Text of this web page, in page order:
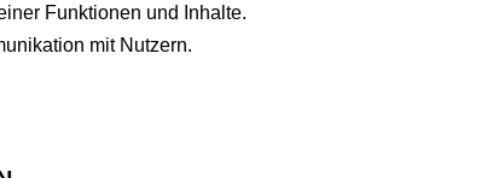
Funktionen und Inhalte.
mit Nutzern.